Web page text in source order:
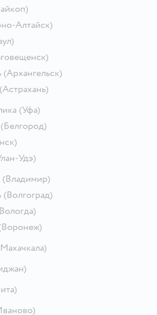
Алтайск)
(Архангельск)
(Астрахань)
(Уфа)
(Белгород)
Удэ)
(Владимир)
(Волгоград)